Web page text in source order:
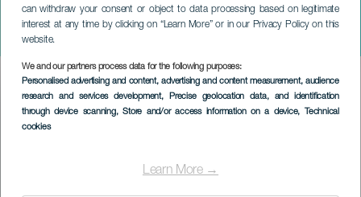
can withdraw your consent or object to data processing based on legitimate
interest at any time by clicking on “Learn More” or in our Privacy Policy on this
website.
We and our partners process data for the following purposes:
Personalised advertising and content, advertising and content measurement, audience
research and services development, Precise geolocation data, and identification
through device scanning, Store and/or access information on a device, Technical
cookies
Learn More →
Etnomundo
TENERIFE
Imagen
Listado